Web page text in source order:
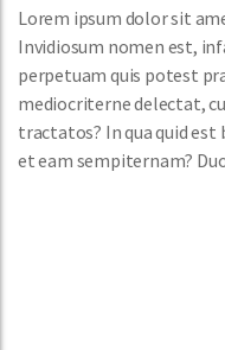
Lorem ipsum dolor sit
Invidiosum nomen est,
perpetuam quis potest
mediocriterne delectat,
tractatos? In qua quid
et eam sempiternam?